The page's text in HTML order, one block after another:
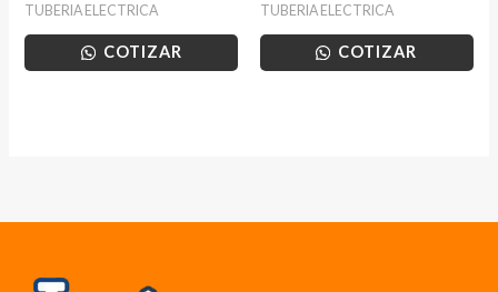
TUBERIA ELECTRICA
COTIZAR
TUBERIA ELECTRICA
COTIZAR